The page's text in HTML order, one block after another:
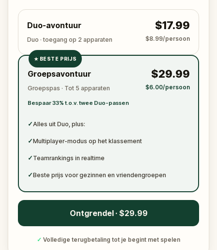
Duo-avontuur
Duo · toegang op 2 apparaten
$17.99
$8.99/persoon
✓
✓
★ BESTE PRIJS
Groepsavontuur
Groepspas · Tot 5 apparaten
Bespaar 33% t.o.v. twee Duo-passen
$29.99
$6.00/persoon
✓Alles uit Duo, plus:
✓Multiplayer-modus op het klassement
✓ Teamrankings in realtime
✓Beste prijs voor gezinnen en vriendengroepen
Ontgrendel · $29.99
✓ Volledige terugbetaling tot je begint met spelen